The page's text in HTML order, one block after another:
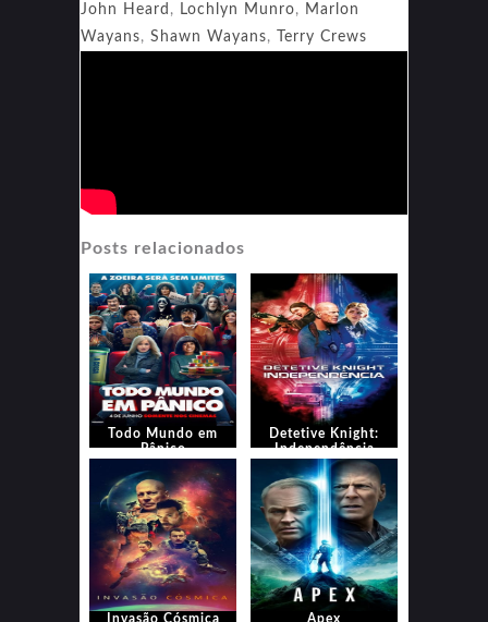
John Heard , Lochlyn Munro, Marlon
Wayans, Shawn Wayans, Terry Crews
Posts relacionados
Todo Mundo em
Pânico
Detetive Knight:
Independência
Invasão Cósmica Apex